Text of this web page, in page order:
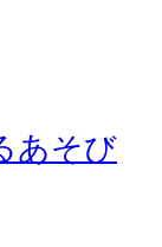
あそび